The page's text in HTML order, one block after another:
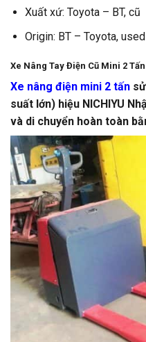
Xuất xứ: Toyota – BT, cũ
Origin: BT – Toyota, used
Xe Nâng Tay Điện Cũ Mini 2
Xe nâng điện mini 2 tấn
suất lớn) hiệu NICHIYU
và di chuyển hoàn toàn